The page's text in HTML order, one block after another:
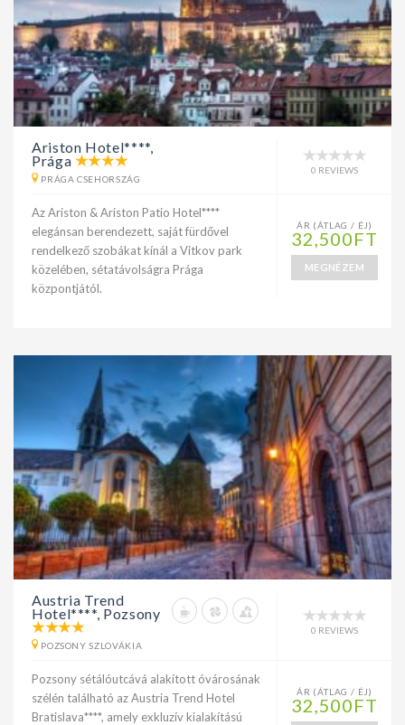
Ariston Hotel****,
Prága
PRÁGA CSEHORSZÁG
0 REVIEWS
Az Ariston & Ariston Patio Hotel****
elegánsan berendezett, saját fürdővel
rendelkező szobákat kínál a Vitkov park
közelében, sétatávolságra Prága
központjától.
ÁR (ÁTLAG / ÉJ)
32,500FT
MEGNÉZEM
Austria Trend
Hotel****, Pozsony
POZSONY SZLOVÁKIA
0 REVIEWS
Pozsony sétálóutcává alakított óvárosának
szélén található az Austria Trend Hotel
Bratislava****, amely exkluzív kialakítású
ÁR (ÁTLAG / ÉJ)
32,500FT